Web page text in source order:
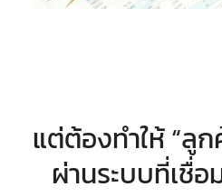
แต่ต้องทำให้ “ลู
ผ่านระบบที่เชื่